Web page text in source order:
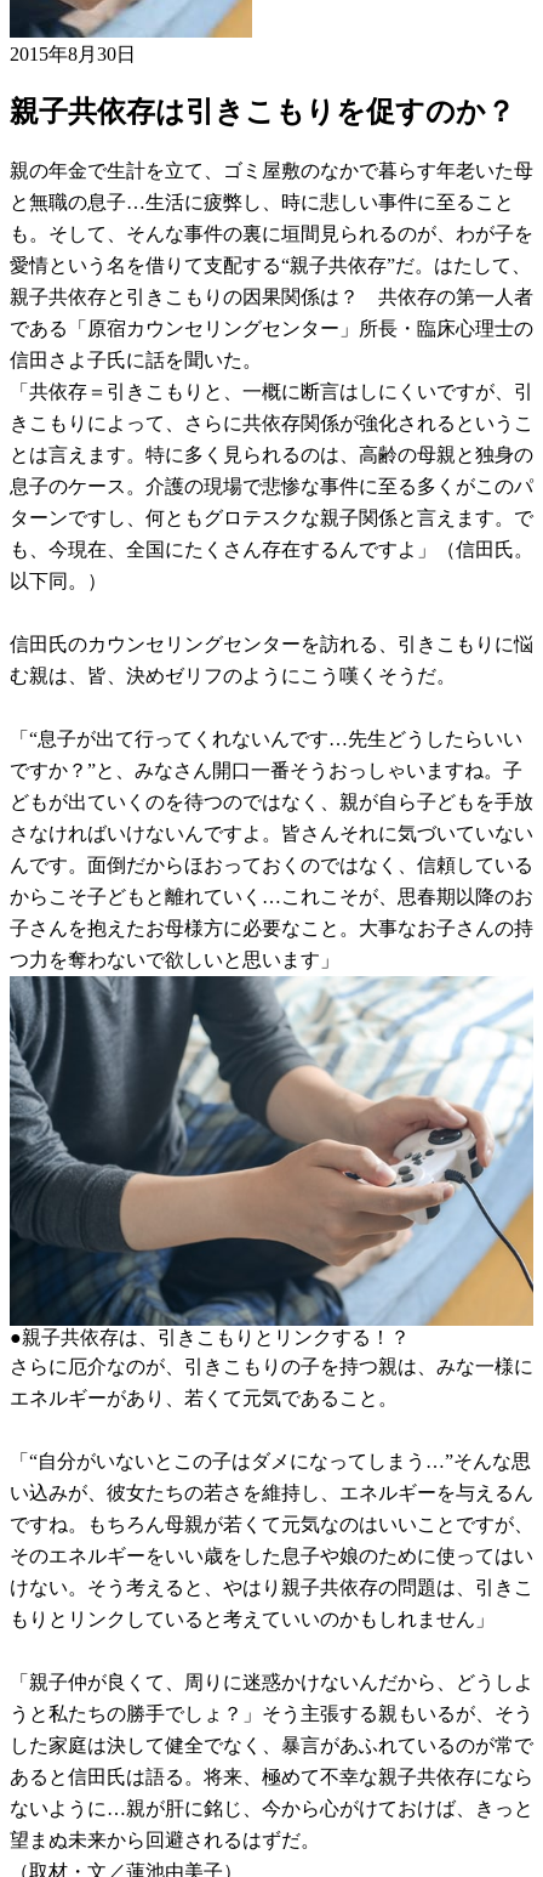
2015年8月30日
親子共依存は引きこもりを促すのか？
親の年金で生計を立て、ゴミ屋敷のなかで暮らす年老いた母
と無職の息子…生活に疲弊し、時に悲しい事件に至ること
も。そして、そんな事件の裏に垣間見られるのが、わが子を
愛情という名を借りて支配する“親子共依存”だ。はたして、
親子共依存と引きこもりの因果関係は？ 共依存の第一人者
である「原宿カウンセリングセンター」所長・臨床心理士の
信田さよ子氏に話を聞いた。
「共依存＝引きこもりと、一概に断言はしにくいですが、引
きこもりによって、さらに共依存関係が強化されるというこ
とは言えます。特に多く見られるのは、高齢の母親と独身の
息子のケース。介護の現場で悲惨な事件に至る多くがこのパ
ターンですし、何ともグロテスクな親子関係と言えます。で
も、今現在、全国にたくさん存在するんですよ」（信田氏。
以下同。）
信田氏のカウンセリングセンターを訪れる、引きこもりに悩
む親は、皆、決めゼリフのようにこう嘆くそうだ。
「“息子が出て行ってくれないんです…先生どうしたらいい
ですか？”と、みなさん開口一番そうおっしゃいますね。子
どもが出ていくのを待つのではなく、親が自ら子どもを手放
さなければいけないんですよ。皆さんそれに気づいていない
んです。面倒だからほおっておくのではなく、信頼している
からこそ子どもと離れていく…これこそが、思春期以降のお
子さんを抱えたお母様方に必要なこと。大事なお子さんの持
つ力を奪わないで欲しいと思います」
●親子共依存は、引きこもりとリンクする！？
さらに厄介なのが、引きこもりの子を持つ親は、みな一様に
エネルギーがあり、若くて元気であること。
「“自分がいないとこの子はダメになってしまう…”そんな思
い込みが、彼女たちの若さを維持し、エネルギーを与えるん
ですね。もちろん母親が若くて元気なのはいいことですが、
そのエネルギーをいい歳をした息子や娘のために使ってはい
けない。そう考えると、やはり親子共依存の問題は、引きこ
もりとリンクしていると考えていいのかもしれません」
「親子仲が良くて、周りに迷惑かけないんだから、どうしよ
うと私たちの勝手でしょ？」そう主張する親もいるが、そう
した家庭は決して健全でなく、暴言があふれているのが常で
あると信田氏は語る。将来、極めて不幸な親子共依存になら
ないように…親が肝に銘じ、今から心がけておけば、きっと
望まぬ未来から回避されるはずだ。
（取材・文／蓮池由美子）